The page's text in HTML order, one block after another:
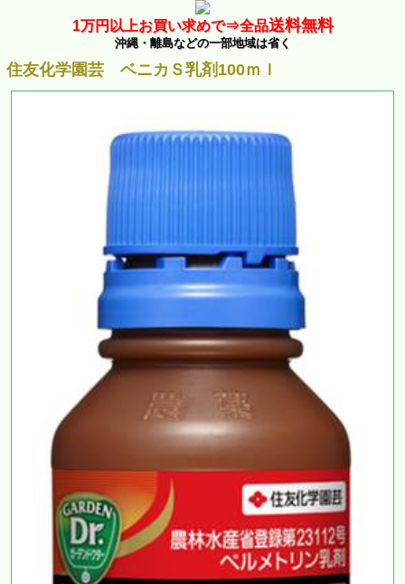
1万円以上お買い求めで⇒全品送料無料
沖縄・離島などの一部地域は省く
住友化学園芸 ベニカＳ乳剤100ｍｌ